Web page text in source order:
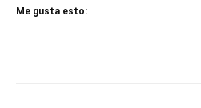
Me gusta esto: